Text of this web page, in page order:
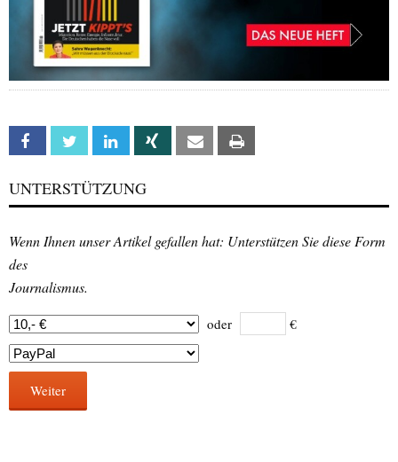
Facebook Twitter Linkedin Xing Email
UNTERSTÜTZUNG
Wenn Ihnen unser Artikel gefallen hat: Unterstützen Sie diese Form
des
Journalismus.
oder €
Weiter